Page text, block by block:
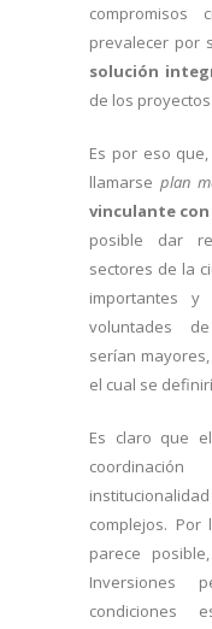
compromisos
prevalecer por
solución
de los proyectos.
Es por eso
llamarse plan
vinculante
posible dar
sectores de la
importantes y
voluntades
serían
el cual se
Es claro que
complejos.
parece
Inversiones
condiciones